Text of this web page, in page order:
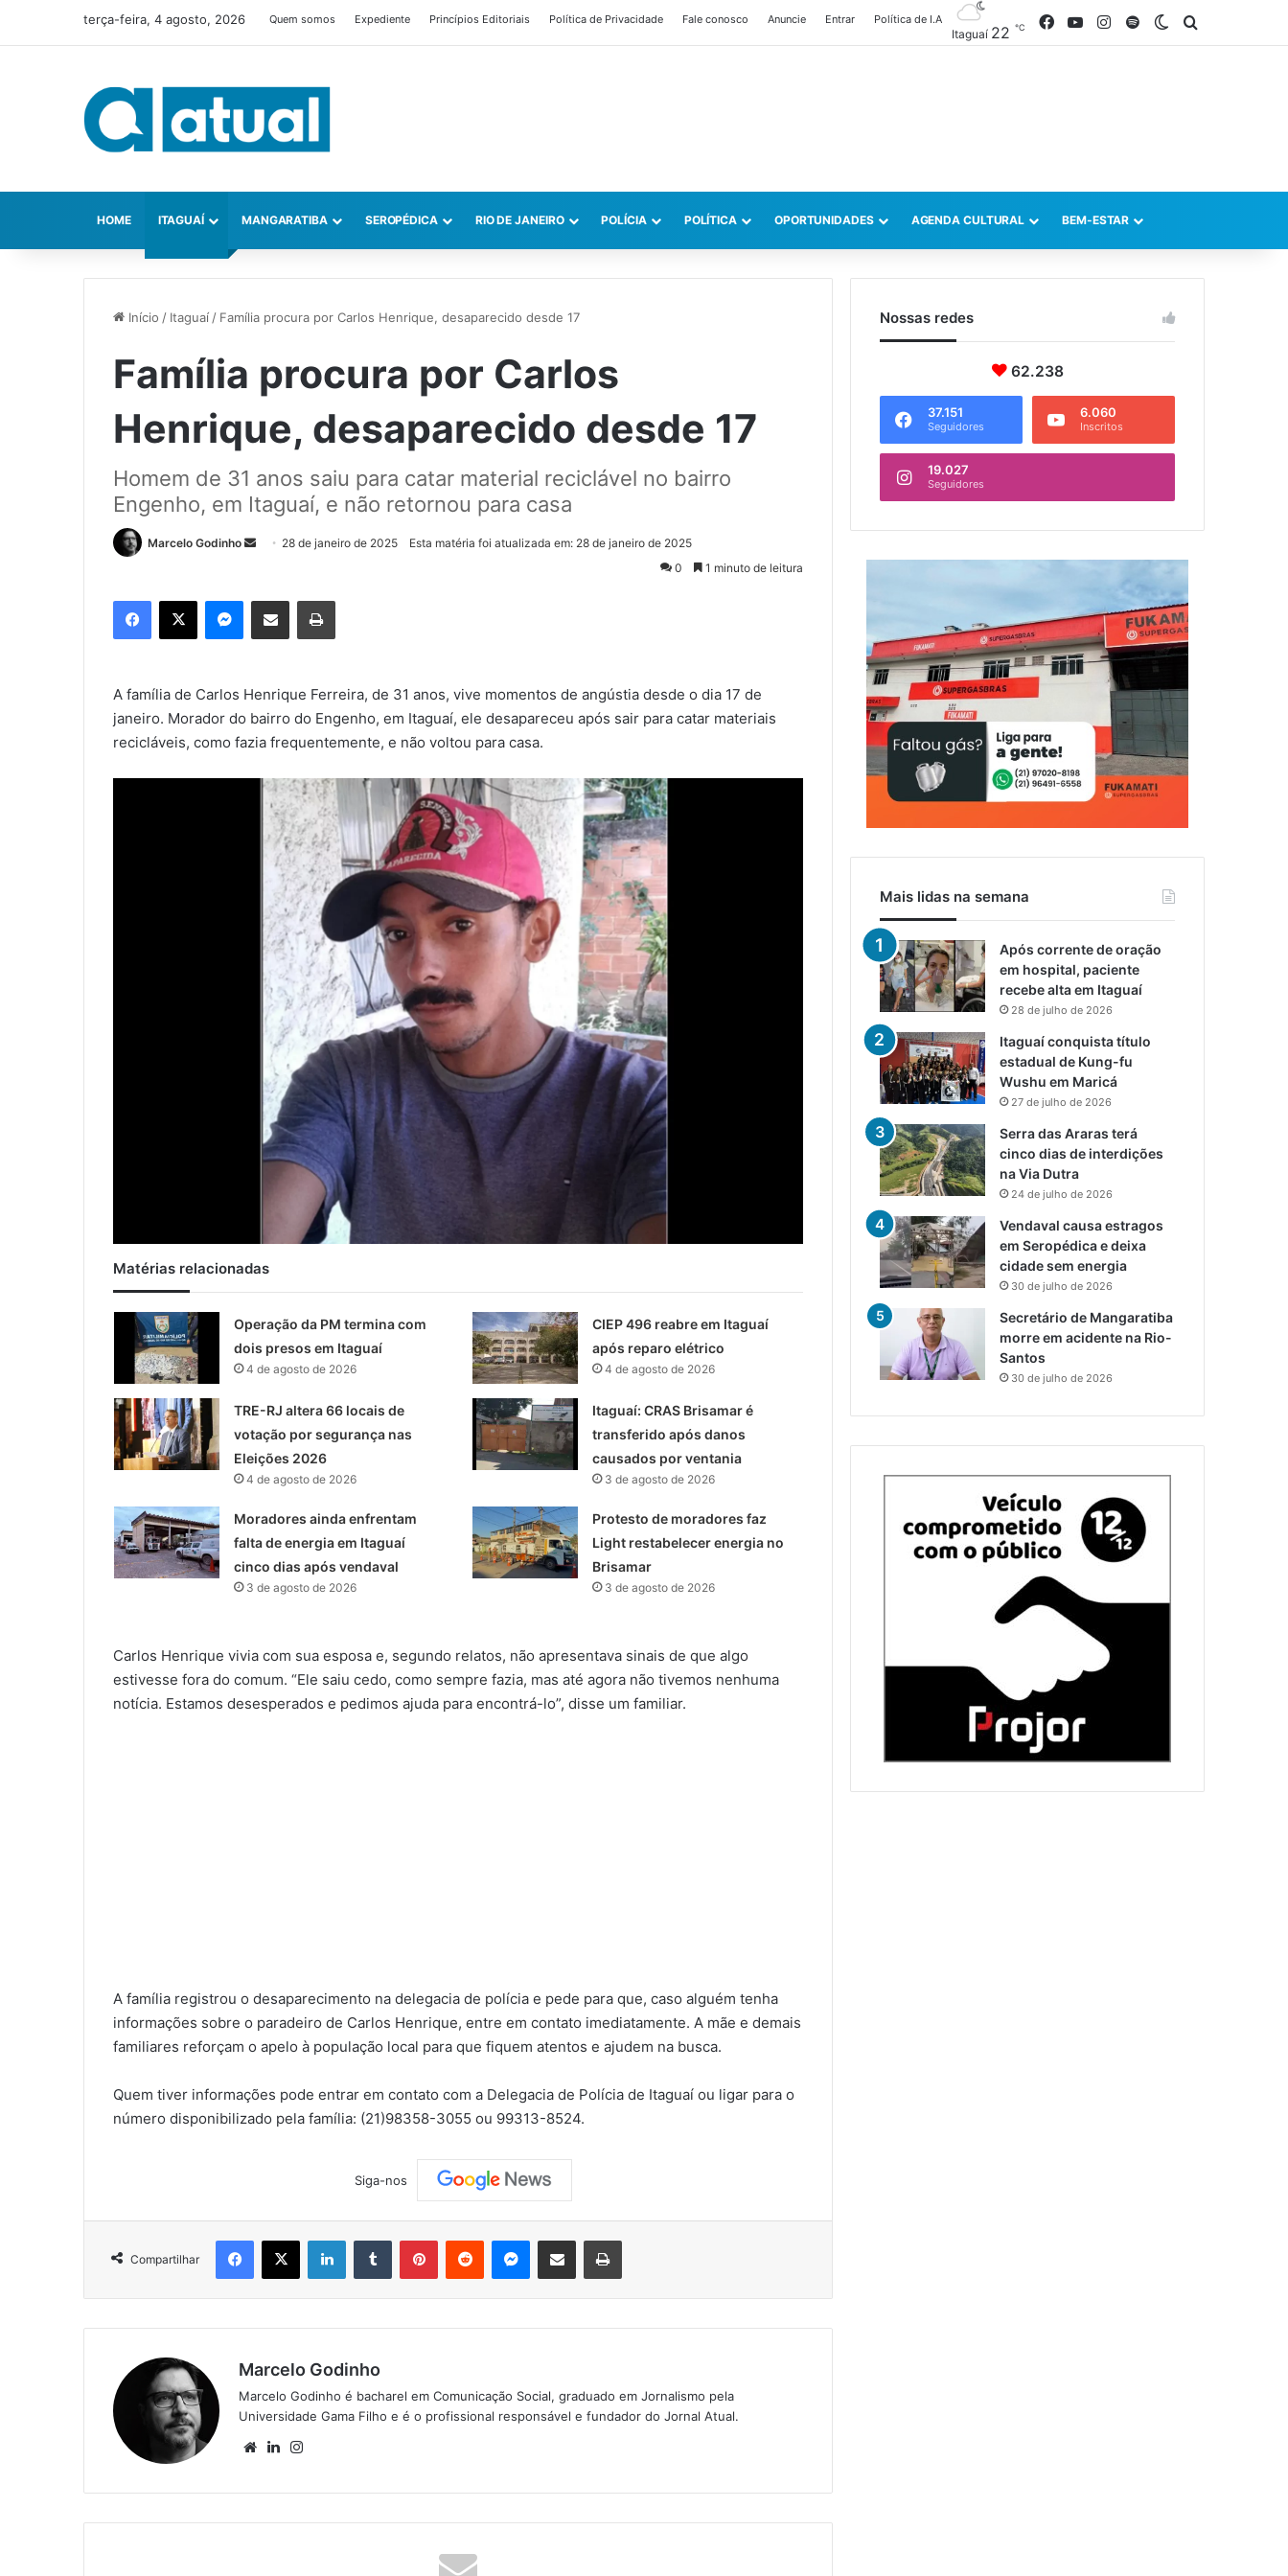
terça-feira, 4 agosto, 2026 Quem somos Expediente Princípios Editoriais Política de Privacidade Fale conosco Anuncie Entrar Política de I.A
Itaguaí 22 ℃ FacebookYouTubeInstagram
SpotifySwitch skin
HOME ITAGUAÍ MANGARATIBA SEROPÉDICA RIO DE JANEIRO POLÍCIA POLÍTICA OPORTUNIDADES AGENDA CULTURAL BEM-ESTAR
Início / Itaguaí/ Família procura por Carlos Henrique, desaparecido desde 17
Família procura por Carlos
Henrique, desaparecido desde 17
Homem de 31 anos saiu para catar material reciclável no bairro
Engenho, em Itaguaí, e não retornou para casa
Marcelo Godinho
e
-
m
28 de janeiro de 2025
Esta matéria foi atualizada em: 28 de janeiro de 2025
0
1 minuto de leitura
A família de Carlos Henrique Ferreira, de 31 anos, vive momentos de angústia desde o dia 17 de
janeiro. Morador do bairro do Engenho, em Itaguaí, ele desapareceu após sair para catar materiais
recicláveis, como fazia frequentemente, e não voltou para casa.
Matérias relacionadas
Operação da PM termina com
dois presos em Itaguaí
4 de agosto de 2026
CIEP 496 reabre em Itaguaí
após reparo elétrico
4 de agosto de 2026
TRE-RJ altera 66 locais de
votação por segurança nas
Eleições 2026
4 de agosto de 2026
Itaguaí: CRAS Brisamar é
transferido após danos
causados por ventania
3 de agosto de 2026
Moradores ainda enfrentam
falta de energia em Itaguaí
cinco dias após vendaval
3 de agosto de 2026
Protesto de moradores faz
Light restabelecer energia no
Brisamar
3 de agosto de 2026
Carlos Henrique vivia com sua esposa e, segundo relatos, não apresentava sinais de que algo
estivesse fora do comum. “Ele saiu cedo, como sempre fazia, mas até agora não tivemos nenhuma
notícia. Estamos desesperados e pedimos ajuda para encontrá-lo”, disse um familiar.
A família registrou o desaparecimento na delegacia de polícia e pede para que, caso alguém tenha
informações sobre o paradeiro de Carlos Henrique, entre em contato imediatamente. A mãe e demais
familiares reforçam o apelo à população local para que fiquem atentos e ajudem na busca.
Quem tiver informações pode entrar em contato com a Delegacia de Polícia de Itaguaí ou ligar para o
número disponibilizado pela família: (21)98358-3055 ou 99313-8524.
Siga-nos
Compartilhar
Marcelo Godinho
Marcelo Godinho é bacharel em Comunicação Social, graduado em Jornalismo pela
Universidade Gama Filho e é o profissional responsável e fundador do Jornal Atual.
We
te
Lin
din ra
Nossas redes
62.238
37.151
Seguidores
6.060
Inscritos
19.027
Seguidores
Mais lidas na semana
Após corrente de oração
em hospital, paciente
recebe alta em Itaguaí
28 de julho de 2026
Itaguaí conquista título
estadual de Kung-fu
Wushu em Maricá
27 de julho de 2026
Serra das Araras terá
cinco dias de interdições
na Via Dutra
24 de julho de 2026
Vendaval causa estragos
em Seropédica e deixa
cidade sem energia
30 de julho de 2026
Secretário de Mangaratiba
morre em acidente na Rio-
Santos
30 de julho de 2026